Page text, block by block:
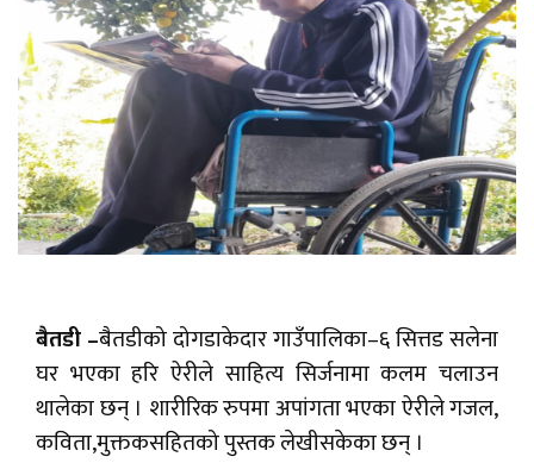
बैतडी –बैतडीको दोगडाकेदार गाउँपालिका–६ सित्तड सलेना
घर भएका हरि ऐरीले साहित्य सिर्जनामा कलम चलाउन
थालेका छन् । शारीरिक रुपमा अपांगता भएका ऐरीले गजल,
कविता,मुक्तकसहितको पुस्तक लेखीसकेका छन् ।